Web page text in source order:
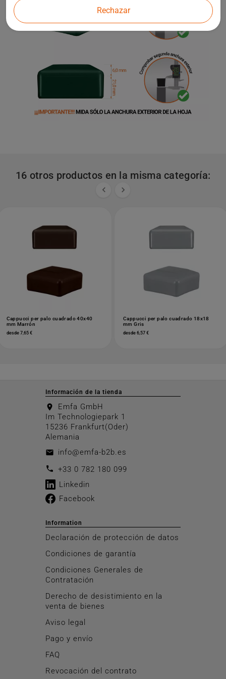
16 otros productos en la misma categoría:
 
Cappucci per palo cuadrado 40x40
mm Marrón
desde 7,65 €
Cappucci per palo cuadrado 18x18
mm Gris
desde 6,57 €
Rechazar
Información de la tienda
location_on
Emfa GmbH
Im Technologiepark 1
15236 Frankfurt(Oder)
Alemania
email info@emfa-b2b.es
call +33 0 782 180 099
Linkedin
Facebook
Information
Declaración de protección de datos
Condiciones de garantía
Condiciones Generales de
Contratación
Derecho de desistimiento en la
venta de bienes
Aviso legal
Pago y envío
FAQ
Revocación del contrato